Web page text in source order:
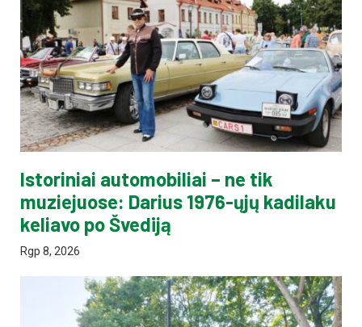
Istoriniai automobiliai – ne tik
muziejuose: Darius 1976-ųjų kadilaku
keliavo po Švediją
Rgp 8, 2026